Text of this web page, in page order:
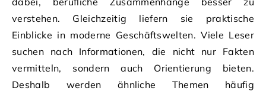
verstehen. Gleichzeitig liefern sie praktische
Einblicke in moderne Geschäftswelten. Viele Leser
suchen nach Informationen, die nicht nur Fakten
vermitteln, sondern auch Orientierung bieten.
Deshalb werden ähnliche Themen häufig